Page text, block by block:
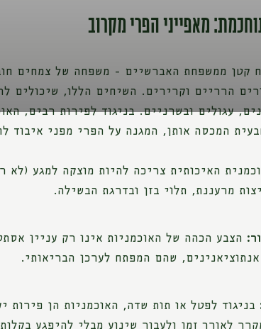
מאפייני הפרי מקרוב
קטן ממשפחת האברשיים - משפחה של צמחים
הרריים וקרירים. השיחים הללו, שיכולים
עגולים ובשרניים. בניגוד לפירות רבים,
המכסה אותן, המגנה על הפרי מפני איבוד
האיכותית צריכה להיות מוצקה למגע (לא
מרעננת, תלוי בזן ובדרגת הבשילה.
הצבע הכהה של האוכמניות אינו רק עניין
שהם המפתח לערכן הבריאותי.
בניגוד לפטל או תות שדה, האוכמניות הן
לאורך זמן ולעבור שינוע מבלי להיפגע